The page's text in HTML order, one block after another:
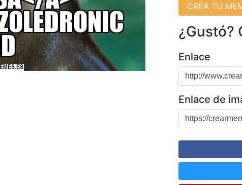
CREA TU
¿Gustó?
Enlace
Enlace de